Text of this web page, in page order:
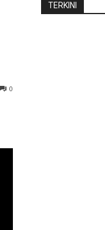
0
TERKINI